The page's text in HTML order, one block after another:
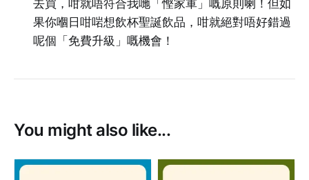
去買，咁就唔符合我哋「慳家軍」嘅原則喇！但如
果你嗰日咁啱想飲杯聖誕飲品，咁就絕對唔好錯過
呢個「免費升級」嘅機會！
You might also like...